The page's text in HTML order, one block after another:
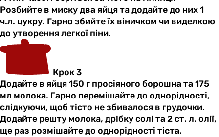
Розбийте в миску два яйця та додайте до них 1
ч.л. цукру. Гарно збийте їх віничком чи виделкою
до утворення легкої піни.
Крок 3
Додайте в яйця 150 г просіяного борошна та 175
мл молока. Гарно перемішайте до однорідності,
слідкуючи, щоб тісто не збивалося в грудочки.
Додайте решту молока, дрібку солі та 2 ст. л. олії,
ще раз розмішайте до однорідності тіста.